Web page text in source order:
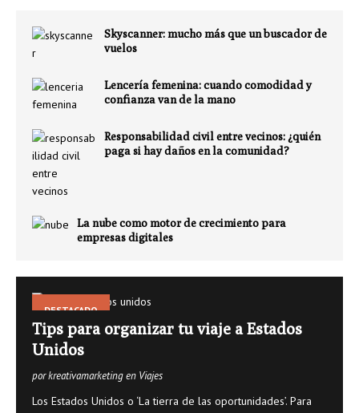
Skyscanner: mucho más que un buscador de
vuelos
Lencería femenina: cuando comodidad y
confianza van de la mano
Responsabilidad civil entre vecinos: ¿quién
paga si hay daños en la comunidad?
La nube como motor de crecimiento para
empresas digitales
DESTACADO
Tips para organizar tu viaje a Estados
Unidos
por kreativamarketing en Viajes
Los Estados Unidos o ‘La tierra de las oportunidades’. Para